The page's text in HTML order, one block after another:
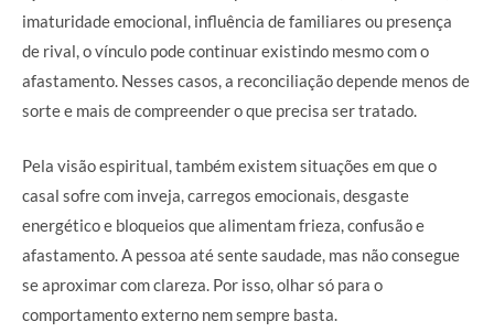
imaturidade emocional, influência de familiares ou presença
de rival, o vínculo pode continuar existindo mesmo com o
afastamento. Nesses casos, a reconciliação depende menos de
sorte e mais de compreender o que precisa ser tratado.
Pela visão espiritual, também existem situações em que o
casal sofre com inveja, carregos emocionais, desgaste
energético e bloqueios que alimentam frieza, confusão e
afastamento. A pessoa até sente saudade, mas não consegue
se aproximar com clareza. Por isso, olhar só para o
comportamento externo nem sempre basta.